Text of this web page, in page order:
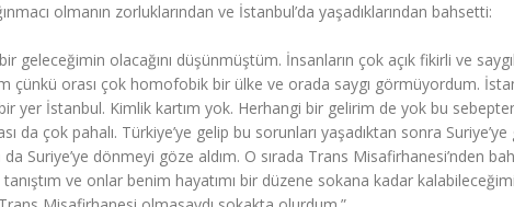
olmanın zorluklarından ve İstanbul’da yaşadıklarından bahsetti:
geleceğimin olacağını düşünmüştüm. İnsanların çok açık fikirli ve
çünkü orası çok homofobik bir ülke ve orada saygı görmüyordum.
yer İstanbul. Kimlik kartım yok. Herhangi bir gelirim de yok bu
da çok pahalı. Türkiye’ye gelip bu sorunları yaşadıktan sonra
Suriye’ye dönmeyi göze aldım. O sırada Trans Misafirhanesi’nden
ve onlar benim hayatımı bir düzene sokana kadar